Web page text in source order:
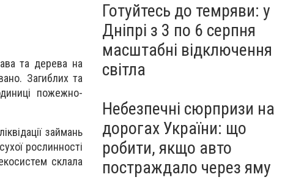
та дерева на
Загиблих та
пожежно-
займань
рослинності
склала
Готуйтесь до темряви: у
Дніпрі з 3 по 6 серпня
масштабні відключення
світла
Небезпечні сюрпризи на
дорогах України: що
робити, якщо авто
постраждало через яму